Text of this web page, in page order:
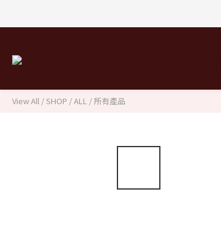
View All /SHOP /ALL / 所有產品